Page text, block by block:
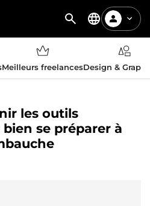
Meilleurs freelancesDesign &
les outils
se préparer à